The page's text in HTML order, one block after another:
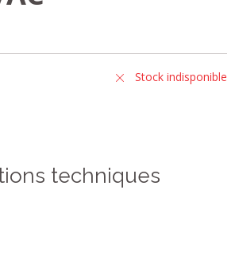
Stock indisponible
techniques